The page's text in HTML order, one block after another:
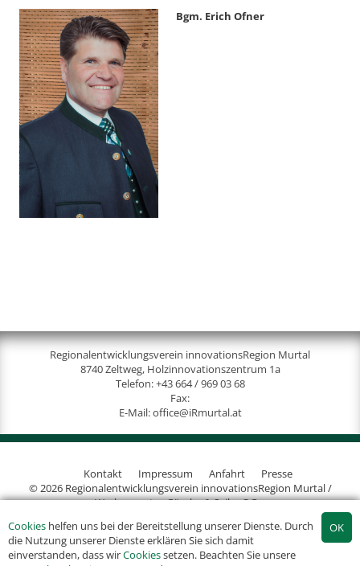
Cookies helfen uns bei der Bereitstellung unserer Dienste. Durch
die Nutzung unserer Dienste erklären Sie sich damit
einverstanden, dass wirCookiessetzen. Beachten Sie unsere
Bgm. Erich Ofner
Regionalentwicklungsverein innovationsRegion Murtal
8740 Zeltweg, Holzinnovationszentrum 1a
Telefon:+43 664 / 969 03 68
Fax:
E-Mail:office@iRmurtal.at
Kontakt Impressum Anfahrt
Presse
© 2026 Regionalentwicklungsverein innovationsRegion Murtal /
Werbeagentur Gössler & Sailer OG